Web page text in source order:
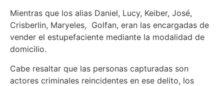
Mientras que los alias Daniel, Lucy, Keiber, José,
Crisberlin, Maryeles, Golfan, eran las encargadas de
vender el estupefaciente mediante la modalidad de
domicilio.
Cabe resaltar que las personas capturadas son
actores criminales reincidentes en ese delito, los